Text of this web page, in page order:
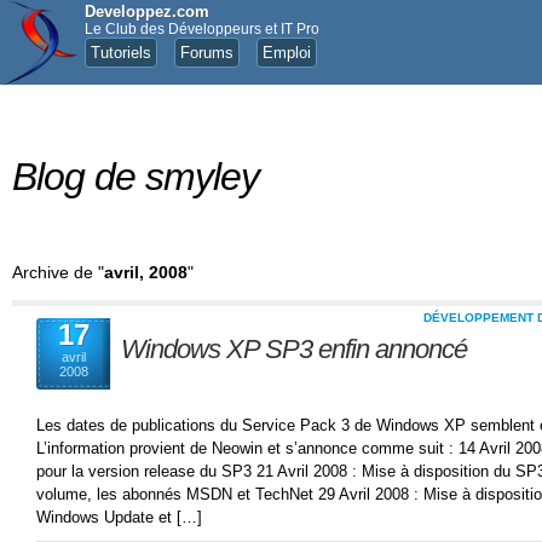
Developpez.com
Le Club des Développeurs et IT Pro
Tutoriels Forums Emploi
Blog de smyley
Archive de "avril, 2008"
17
avril
2008
DÉVELOPPEMENT
Windows XP SP3 enfin annoncé
Les dates de publications du Service Pack 3 de Windows XP semblent
L’information provient de Neowin et s’annonce comme suit : 14 Avril
pour la version release du SP3 21 Avril 2008 : Mise à disposition du
volume, les abonnés MSDN et TechNet 29 Avril 2008 : Mise à
Windows Update et […]